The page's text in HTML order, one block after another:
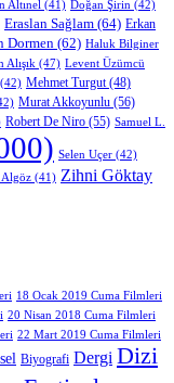
Altınel (41) Doğan Şirin (42)
Eraslan Sağlam (64) Erkan
Dormen (62) Haluk Bilginer
Alışık (47) Levent Üzümcü
(42) Mehmet Turgut (48)
Murat Akkoyunlu (56)
Robert De Niro (55) Samuel L.
Selen Uçer (42)
Algöz (41) Zihni Göktay
18 Ocak 2019 Cuma Filmleri
20 Nisan 2018 Cuma Filmleri
22 Mart 2019 Cuma Filmleri
Biyografi Dergi Dizi